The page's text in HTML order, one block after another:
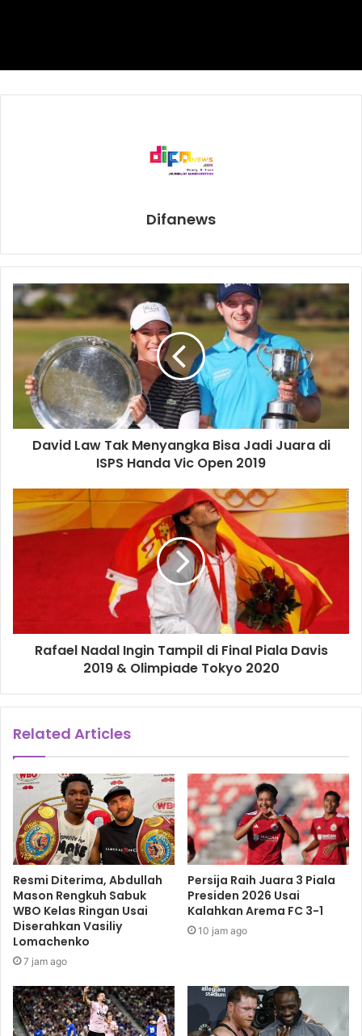
Ini kekalahan terburuk Chelsea kedua setelah terkapar 0-7
dari Nottingham Forest pada April 1991.
Azpilicueta. “Sulit menjelaskan apa yang terjadi.”
“Kami mengkreasi sejumlah peluang, tapi kami gagal
mencetak gol. Hal utama yang harus saya lakukan adalah
meminta maaf karena kekalahan ini tak diterima fan.”
Sarri sendiri kini seperti menunggu surat pemecatan dari
Abramovich.
Manchester City Maurizio Sarri
Difanews
David Law Tak Menyangka Bisa Jadi Juara di
ISPS Handa Vic Open 2019
Rafael Nadal Ingin Tampil di Final Piala Davis
2019 & Olimpiade Tokyo 2020
Related Articles
Resmi Diterima, Abdullah
Mason Rengkuh Sabuk
WBO Kelas Ringan Usai
Diserahkan Vasiliy
Lomachenko
7 jam ago
Persija Raih Juara 3 Piala
Presiden 2026 Usai
Kalahkan Arema FC 3-1
10 jam ago